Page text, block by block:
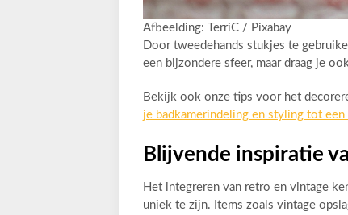
Afbeelding: TerriC / Pixabay
Door tweedehands stukjes te
een bijzondere sfeer, maar draag je
Bekijk ook onze tips voor het
je badkamerindeling en styling tot een
Blijvende inspiratie
Het integreren van retro en vintage
uniek te zijn. Items zoals vintage